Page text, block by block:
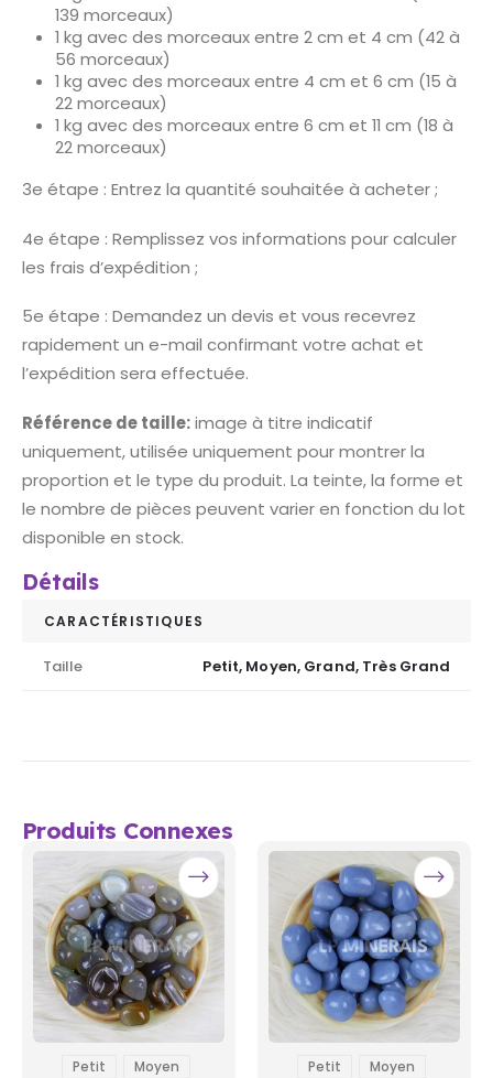
139 morceaux)
1 kg avec des morceaux entre 2 cm et 4 cm (42 à
56 morceaux)
1 kg avec des morceaux entre 4 cm et 6 cm (15 à
22 morceaux)
1 kg avec des morceaux entre 6 cm et 11 cm (18 à
22 morceaux)
3e étape : Entrez la quantité souhaitée à acheter ;
4e étape : Remplissez vos informations pour calculer
les frais d’expédition ;
5e étape : Demandez un devis et vous recevrez
rapidement un e-mail confirmant votre achat et
l’expédition sera effectuée.
Référence de taille:image à titre indicatif
uniquement, utilisée uniquement pour montrer la
proportion et le type du produit. La teinte, la forme et
le nombre de pièces peuvent varier en fonction du lot
disponible en stock.
Détails
CARACTÉRISTIQUES
Taille Petit, Moyen, Grand, Très Grand
Produits Connexes
Petit
Moyen
Petit
Moyen